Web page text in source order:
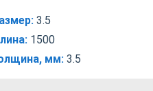
3.5
1500
мм: 3.5